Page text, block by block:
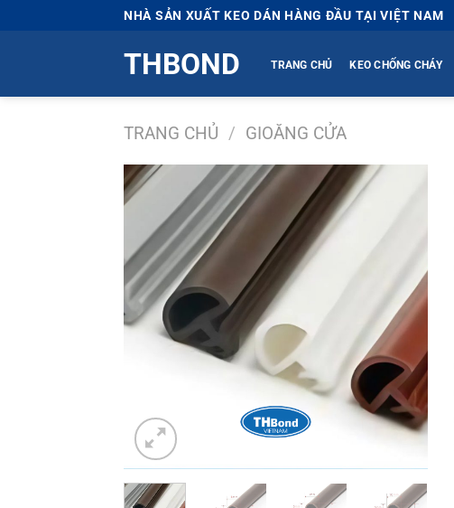
dung
NHÀ SẢN XUẤT KEO DÁN HÀNG ĐẦU TẠI VIỆT NAM
THBOND TRANG CHỦ KEO CHỐNG CHÁY
TRANG CHỦ / GIOĂNG CỬA